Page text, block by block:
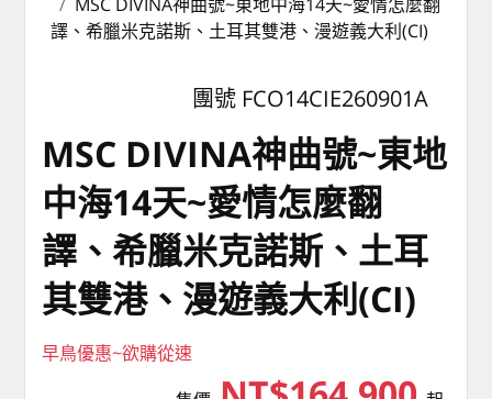
譯、希臘米克諾斯、土耳其雙港、漫遊義大利(CI)
團號 FCO14CIE260901A
MSC DIVINA神曲號~東地
中海14天~愛情怎麼翻
譯、希臘米克諾斯、土耳
其雙港、漫遊義大利(CI)
早鳥優惠~欲購從速